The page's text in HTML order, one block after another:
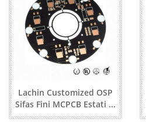
Lachin Customized OSP
Sifas Fini MCPCB Estati ...